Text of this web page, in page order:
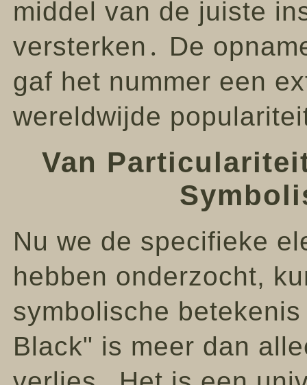
middel van de juiste
versterken․ De
gaf het nummer een
wereldwijde
Van
Nu we de specifieke
hebben onderzocht,
symbolische
Black" is meer dan